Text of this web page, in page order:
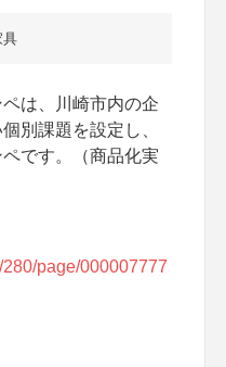
具
は、川崎市内の企
別課題を設定し、
です。（商品化実
page/000007777